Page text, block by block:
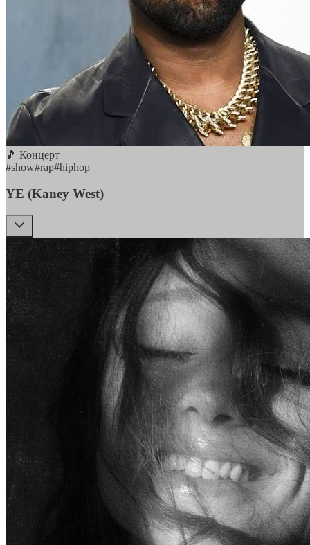
🎵 Концерт
#show#rap#hiphop
YE (Kaney West)